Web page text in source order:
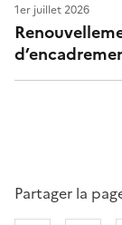
1er juillet 2026
Partager la